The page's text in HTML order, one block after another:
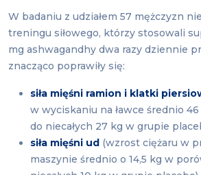
W badaniu z udziałem 57 mężczyzn
treningu siłowego, którzy stosowali
mg ashwagandhy dwa razy dziennie
znacząco poprawiły się:
siła mięśni ramion i klatki
w wyciskaniu na ławce średnio
do niecałych 27 kg w grupie
siła mięśni ud (wzrost ciężaru w
maszynie średnio o 14,5 kg w